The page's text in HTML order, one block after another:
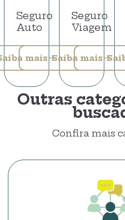
Seguro
Auto
mais
Seguro
Viagem
Saiba mais
Outras
Confira mais